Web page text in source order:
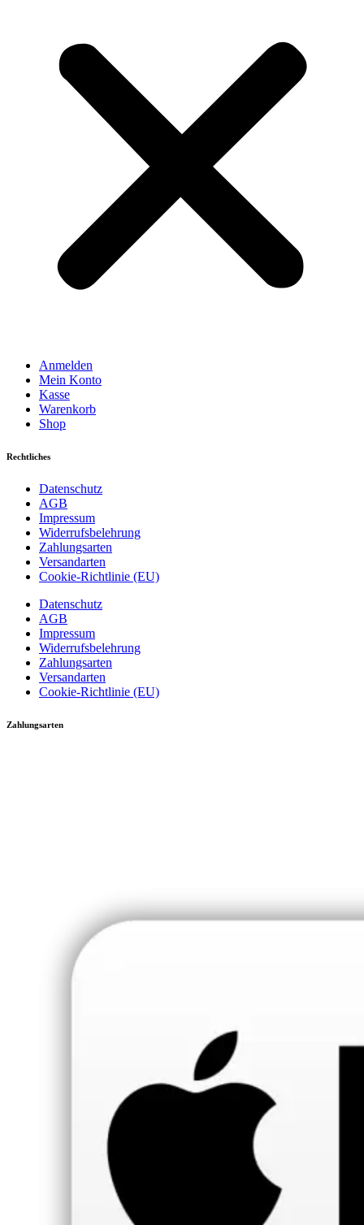
Anmelden
Mein Konto
Kasse
Warenkorb
Shop
Rechtliches
Datenschutz
AGB
Impressum
Widerrufsbelehrung
Zahlungsarten
Versandarten
Cookie-Richtlinie (EU)
Datenschutz
AGB
Impressum
Widerrufsbelehrung
Zahlungsarten
Versandarten
Cookie-Richtlinie (EU)
Zahlungsarten